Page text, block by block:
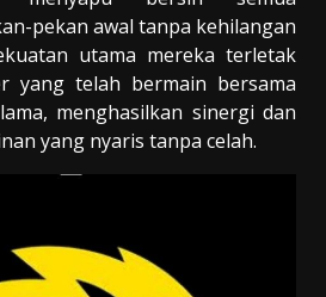
pekan awal tanpa kehilangan
utama mereka terletak
yang telah bermain bersama
menghasilkan sinergi dan
yang nyaris tanpa celah.